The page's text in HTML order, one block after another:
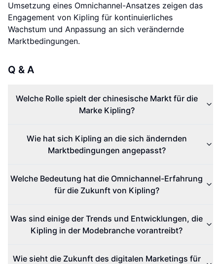
Umsetzung eines Omnichannel-Ansatzes zeigen das
Engagement von Kipling für kontinuierliches
Wachstum und Anpassung an sich verändernde
Marktbedingungen.
Q & A
Welche Rolle spielt der chinesische Markt für die
Marke Kipling?
Wie hat sich Kipling an die sich ändernden
Marktbedingungen angepasst?
Welche Bedeutung hat die Omnichannel-Erfahrung
für die Zukunft von Kipling?
Was sind einige der Trends und Entwicklungen, die
Kipling in der Modebranche vorantreibt?
Wie sieht die Zukunft des digitalen Marketings für